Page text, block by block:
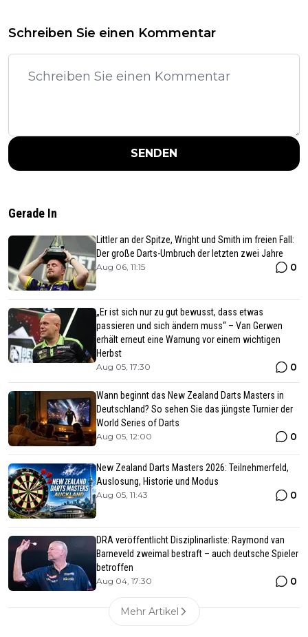
Schreiben Sie einen Kommentar
SENDEN
Gerade In
Littler an der Spitze, Wright und Smith im freien Fall:
Der große Darts-Umbruch der letzten zwei Jahre
Aug 06, 11:15 0
„Er ist sich nur zu gut bewusst, dass etwas
passieren und sich ändern muss“ – Van Gerwen
erhält erneut eine Warnung vor einem wichtigen
Herbst
Aug 05, 17:30 0
Wann beginnt das New Zealand Darts Masters in
Deutschland? So sehen Sie das jüngste Turnier der
World Series of Darts
Aug 05, 12:00 0
New Zealand Darts Masters 2026: Teilnehmerfeld,
Auslosung, Historie und Modus
Aug 05, 11:43 0
DRA veröffentlicht Disziplinarliste: Raymond van
Barneveld zweimal bestraft – auch deutsche Spieler
betroffen
Aug 04, 17:30 0
Mehr Artikel